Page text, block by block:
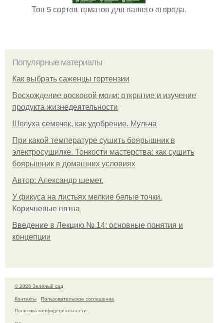
Топ 5 сортов томатов для вашего огорода.
Популярные материалы
Как выбрать саженцы гортензии
Восхождение восковой моли: открытие и изучение
продукта жизнедеятельности
Шелуха семечек, как удобрение. Мульча
При какой температуре сушить боярышник в
электросушилке. Тонкости мастерства: как сушить
боярышник в домашних условиях
Автор: Александр шемет.
У фикуса на листьях мелкие белые точки.
Коричневые пятна
Введение в Лекцию № 14: основные понятия и
концепции
© 2026 Зелёный сад
Контакты
Пользовательское соглашение
Политика конфидециальности